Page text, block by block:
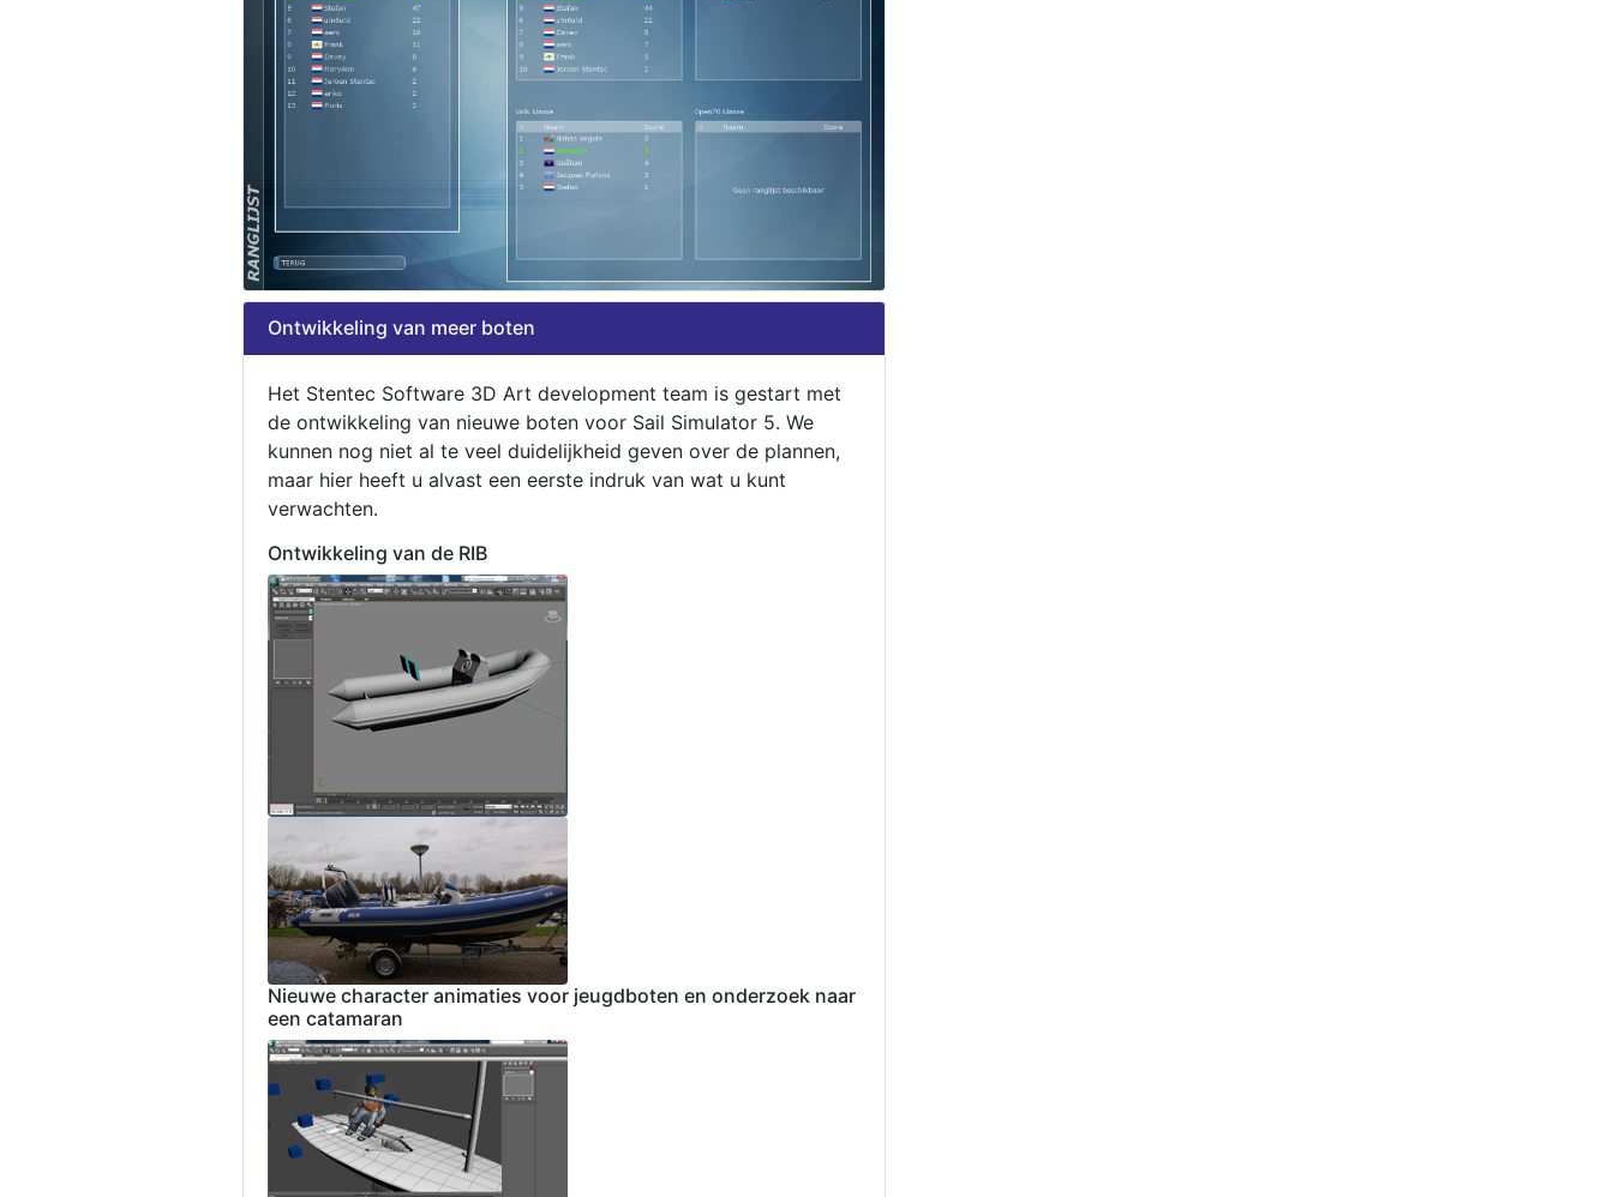
Ontwikkeling van meer boten
Het Stentec Software 3D Art development team is gestart met
de ontwikkeling van nieuwe boten voor Sail Simulator 5. We
kunnen nog niet al te veel duidelijkheid geven over de plannen,
maar hier heeft u alvast een eerste indruk van wat u kunt
verwachten.
Ontwikkeling van de RIB
Nieuwe character animaties voor jeugdboten en onderzoek naar
een catamaran